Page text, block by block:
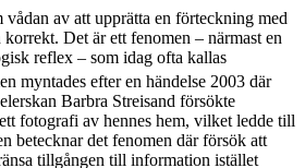
av att upprätta en förteckning med
Det är ett fenomen – närmast en
reflex – som idag ofta kallas
myntades efter en händelse 2003 där
Barbra Streisand försökte
fotografi av hennes hem, vilket ledde till
betecknar det fenomen där försök att
tillgången till information istället